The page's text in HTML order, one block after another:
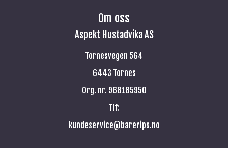
Om oss
Aspekt Hustadvika AS
Tornesvegen 564
6443 Tornes
Org. nr. 968185950
Tlf:
kundeservice@barerips.no